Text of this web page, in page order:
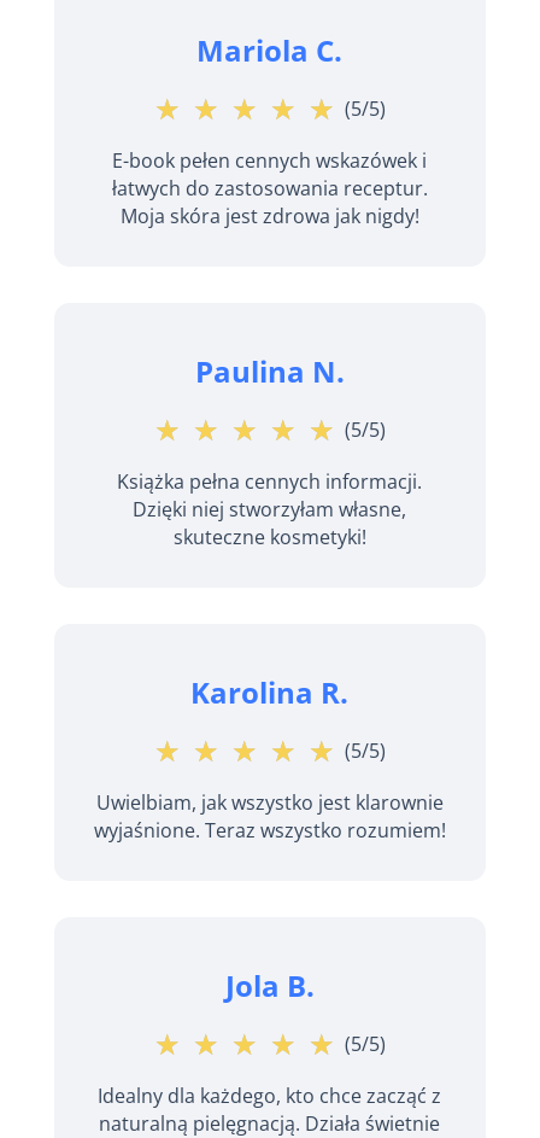
Mariola C.
☆ ☆ ☆ ☆ ☆
★ ★ ★ ★ ★ (5/5)
E-book pełen cennych wskazówek i
łatwych do zastosowania receptur.
Moja skóra jest zdrowa jak nigdy!
Paulina N.
☆ ☆ ☆ ☆ ☆
★ ★ ★ ★ ★ (5/5)
Książka pełna cennych informacji.
Dzięki niej stworzyłam własne,
skuteczne kosmetyki!
Karolina R.
☆ ☆ ☆ ☆ ☆
★ ★ ★ ★ ★ (5/5)
Uwielbiam, jak wszystko jest klarownie
wyjaśnione. Teraz wszystko rozumiem!
Jola B.
☆ ☆ ☆ ☆ ☆
★ ★ ★ ★ ★ (5/5)
Idealny dla każdego, kto chce zacząć z
naturalną pielęgnacją. Działa świetnie